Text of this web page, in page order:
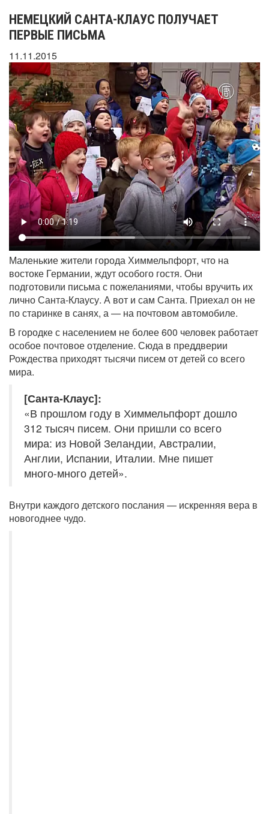
НЕМЕЦКИЙ САНТА-КЛАУС ПОЛУЧАЕТ
ПЕРВЫЕ ПИСЬМА
11.11.2015
Маленькие жители города Химмельпфорт, что на
востоке Германии, ждут особого гостя. Они
подготовили письма с пожеланиями, чтобы вручить их
лично Санта-Клаусу. А вот и сам Санта. Приехал он не
по старинке в санях, а — на почтовом автомобиле.
В городке с населением не более 600 человек работает
особое почтовое отделение. Сюда в преддверии
Рождества приходят тысячи писем от детей со всего
мира.
[Санта-Клаус]:
«В прошлом году в Химмельпфорт дошло
312 тысяч писем. Они пришли со всего
мира: из Новой Зеландии, Австралии,
Англии, Испании, Италии. Мне пишет
много-много детей».
Внутри каждого детского послания — искренняя вера в
новогоднее чудо.